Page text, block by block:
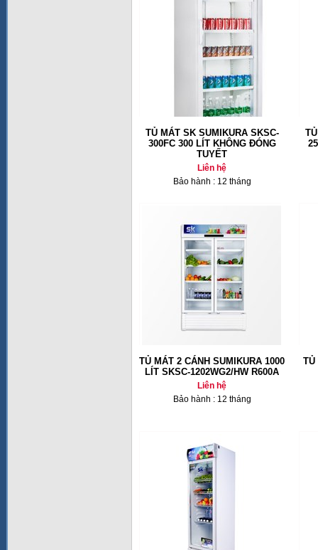
TỦ MÁT SK SUMIKURA SKSC-
300FC 300 LÍT KHÔNG ĐÓNG
TUYẾT
Liên hệ
Bảo hành : 12 tháng
TỦ MÁT 2 CÁNH SUMIKURA 1000
LÍT SKSC-1202WG2/HW R600A
Liên hệ
Bảo hành : 12 tháng
TỦ